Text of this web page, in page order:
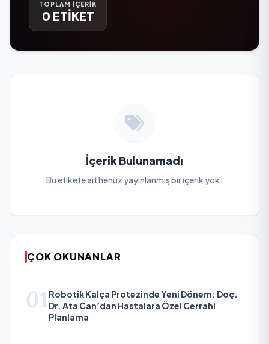
TOPLAM İÇERİK
0 ETİKET
İçerik Bulunamadı
Bu etikete ait henüz yayınlanmış bir içerik yok.
ÇOK OKUNANLAR
01 Robotik Kalça Protezinde Yeni Dönem: Doç.
Dr. Ata Can’dan Hastalara Özel Cerrahi
Planlama